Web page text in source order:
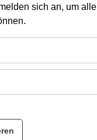
sich an, um alle